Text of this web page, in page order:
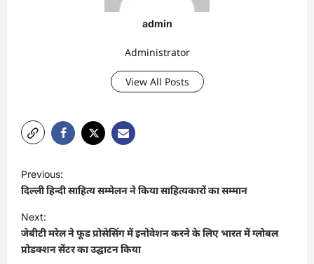
admin
Administrator
View All Posts
o
s
t
n
Previous:
दिल्ली हिन्दी साहित्य सम्मेलन ने किया साहित्यकारों का सम्मान
Next:
जेबीटी मरेल ने फूड प्रोसेसिंग में इनोवेशन करने के लिए भारत में ग्लोबल
प्रोडक्शन सेंटर का उद्घाटन किया